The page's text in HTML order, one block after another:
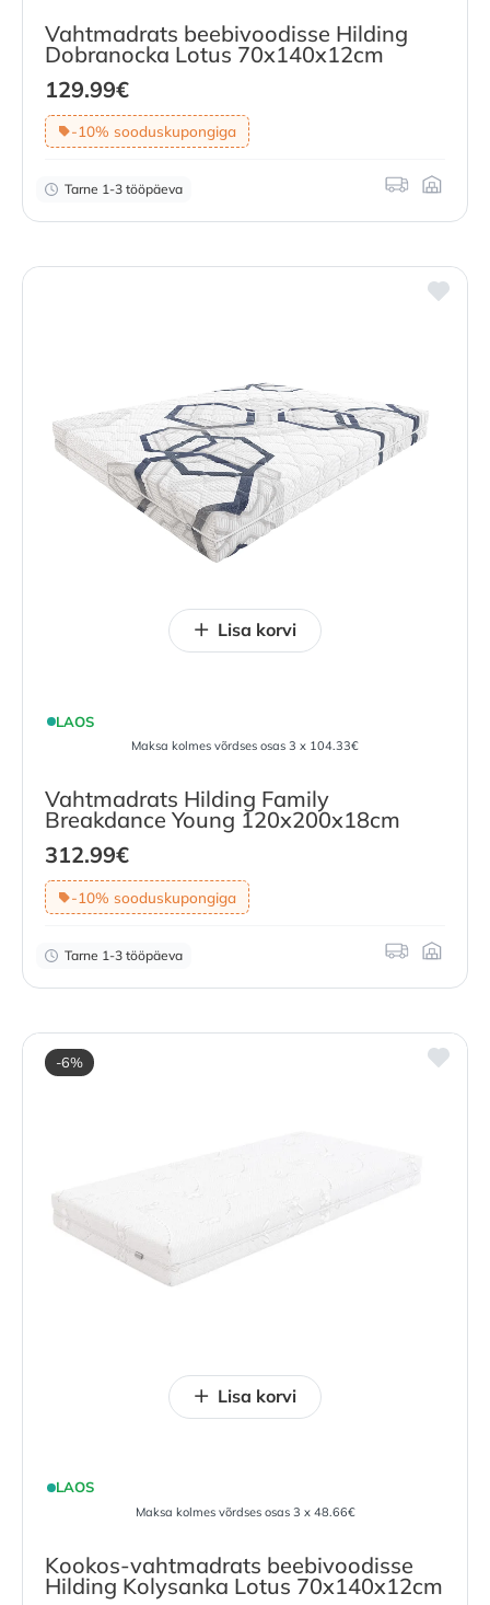
Vahtmadrats beebivoodisse Hilding
Dobranocka Lotus 70x140x12cm
129.99€
-10% sooduskupongiga
Tarne 1-3 tööpäeva
LAOS
Maksa kolmes võrdses osas 3 x 104.33€
Vahtmadrats Hilding Family
Breakdance Young 120x200x18cm
312.99€
-10% sooduskupongiga
Tarne 1-3 tööpäeva
Lisa korvi
-6%
LAOS
Maksa kolmes võrdses osas 3 x 48.66€
Kookos-vahtmadrats beebivoodisse
Hilding Kolysanka Lotus 70x140x12cm
Lisa korvi